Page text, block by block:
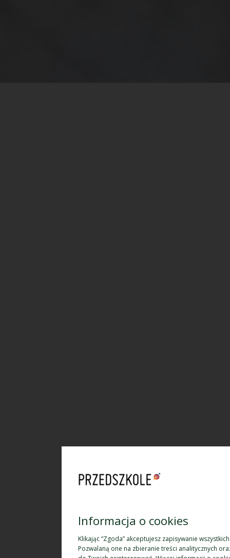
Informacja o cookies
Klikając “Zgoda” akceptujesz zapisywanie
Pozwalaną one na zbieranie treści analitycznych